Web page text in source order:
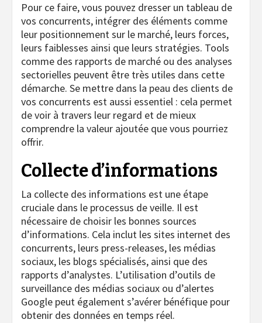
Pour ce faire, vous pouvez dresser un tableau de
vos concurrents, intégrer des éléments comme
leur positionnement sur le marché, leurs forces,
leurs faiblesses ainsi que leurs stratégies. Tools
comme des rapports de marché ou des analyses
sectorielles peuvent être très utiles dans cette
démarche. Se mettre dans la peau des clients de
vos concurrents est aussi essentiel : cela permet
de voir à travers leur regard et de mieux
comprendre la valeur ajoutée que vous pourriez
offrir.
Collecte d’informations
La collecte des informations est une étape
cruciale dans le processus de veille. Il est
nécessaire de choisir les bonnes sources
d’informations. Cela inclut les sites internet des
concurrents, leurs press-releases, les médias
sociaux, les blogs spécialisés, ainsi que des
rapports d’analystes. L’utilisation d’outils de
surveillance des médias sociaux ou d’alertes
Google peut également s’avérer bénéfique pour
obtenir des données en temps réel.